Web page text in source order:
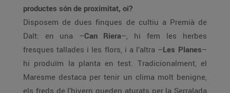
productes són de proximitat, oi?
Disposem de dues finques de cultiu a Premià de
Dalt: en una –Can Riera–, hi fem les herbes
fresques tallades i les flors, i a l’altra –Les Planes–
hi produïm la planta en test. Tradicionalment, el
Maresme destaca per tenir un clima molt benigne,
els freds de l’hivern queden aturats per la Serralada